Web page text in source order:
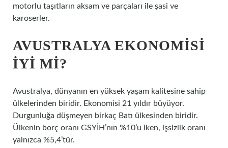
motorlu taşıtların aksam ve parçaları ile şasi ve
karoserler.
AVUSTRALYA EKONOMISI
IYI MI?
Avustralya, dünyanın en yüksek yaşam kalitesine sahip
ülkelerinden biridir. Ekonomisi 21 yıldır büyüyor.
Durgunluğa düşmeyen birkaç Batı ülkesinden biridir.
Ülkenin borç oranı GSYİH’nın %10’u iken, işsizlik oranı
yalnızca %5,4’tür.